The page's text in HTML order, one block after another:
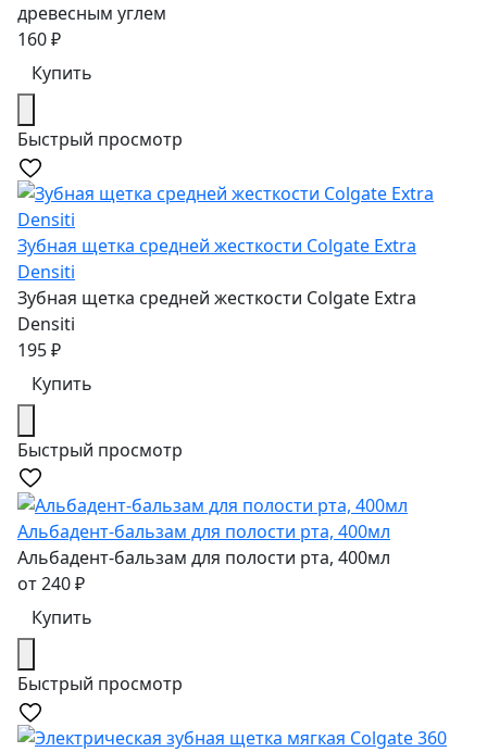
древесным углем
160₽
Купить
Быстрый просмотр
Зубная щетка средней жесткости Colgate Extra
Densiti
Зубная щетка средней жесткости Colgate Extra
Densiti
195₽
Купить
Быстрый просмотр
Альбадент-бальзам для полости рта, 400мл
Альбадент-бальзам для полости рта, 400мл
от240₽
Купить
Быстрый просмотр